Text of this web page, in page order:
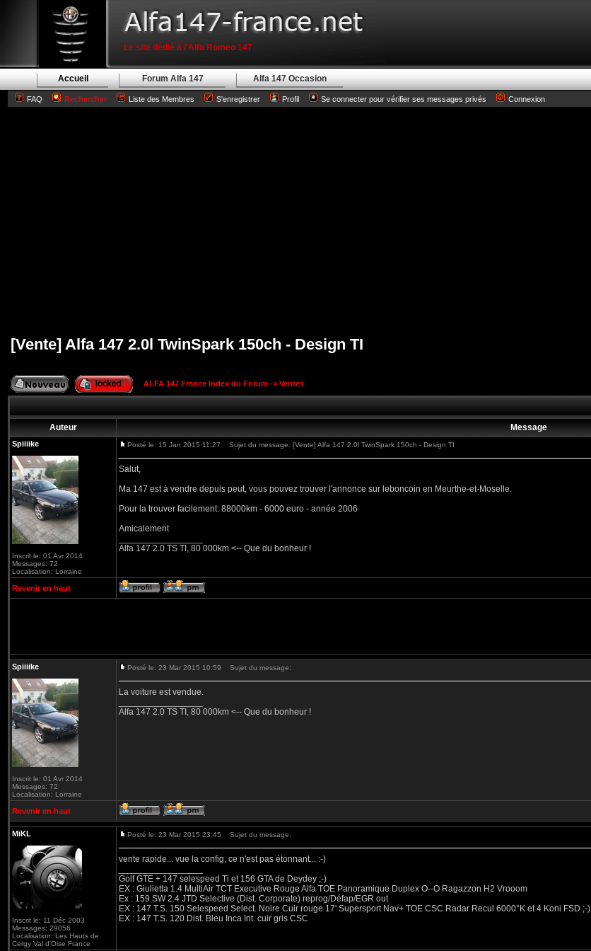
Le site dédié à l'Alfa Romeo 147
Accueil Forum Alfa 147 Alfa 147 Occasion
FAQ Rechercher Liste des Membres S'enregistrer Profil Se connecter pour vérifier ses messages privés Connexion
[Vente] Alfa 147 2.0l TwinSpark 150ch - Design TI
ALFA 147 France Index du Forum -> Ventes
Auteur Message
Spiiiike
Inscrit le: 01 Avr 2014
Messages: 72
Localisation: Lorraine
Posté le: 15 Jan 2015 11:27 Sujet du message: [Vente] Alfa 147 2.0l TwinSpark 150ch - Design TI
Salut,
Ma 147 est à vendre depuis peut, vous pouvez trouver l'annonce sur leboncoin en Meurthe-et-Moselle.
Pour la trouver facilement: 88000km - 6000 euro - année 2006
Amicalement
Alfa 147 2.0 TS TI, 80 000km <-- Que du bonheur !
Revenir en haut
Spiiiike
Inscrit le: 01 Avr 2014
Messages: 72
Localisation: Lorraine
Posté le: 23 Mar 2015 10:59 Sujet du message:
La voiture est vendue.
Alfa 147 2.0 TS TI, 80 000km <-- Que du bonheur !
Revenir en haut
MiKL
Inscrit le: 11 Déc 2003
Messages: 29056
Localisation: Les Hauts de
Cergy Val d'Oise France
Posté le: 23 Mar 2015 23:45 Sujet du message:
vente rapide... vue la config, ce n'est pas étonnant... :-)
Golf GTE + 147 selespeed Ti et 156 GTA de Deydey ;-)
EX : Giulietta 1.4 MultiAir TCT Executive Rouge Alfa TOE Panoramique Duplex O--O Ragazzon H2 Vrooom
Ex : 159 SW 2.4 JTD Selective (Dist. Corporate) reprog/Défap/EGR out
EX : 147 T.S. 150 Selespeed Select. Noire Cuir rouge 17' Supersport Nav+ TOE CSC Radar Recul 6000°K et 4 Koni FSD ;-)
EX : 147 T.S. 120 Dist. Bleu Inca Int. cuir gris CSC